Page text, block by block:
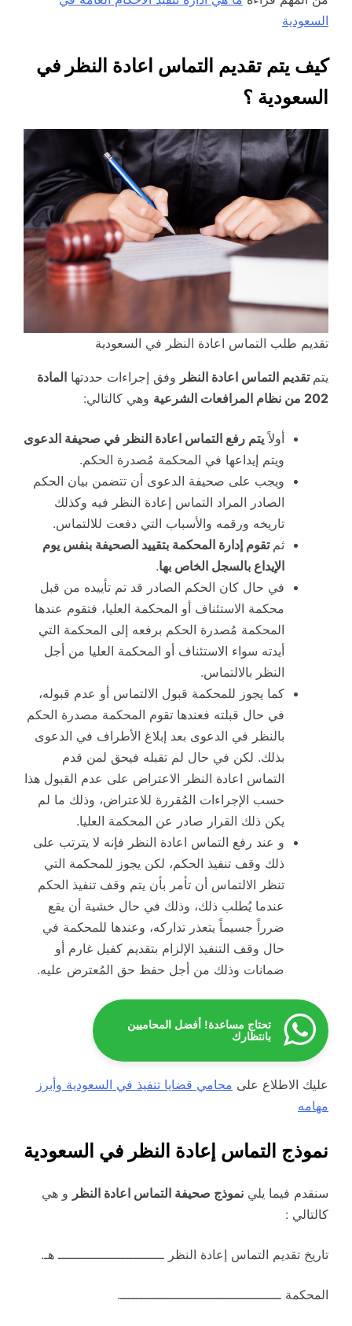
السعودية
كيف يتم تقديم التماس اعادة النظر في
السعودية ؟
تقديم طلب التماس اعادة النظر في السعودية
يتم تقديم التماس اعادة النظر وفق إجراءات حددتها المادة
202 من نظام المرافعات الشرعية
وهي كالتالي:
أولاًيتم رفع التماس اعادة النظر في صحيفة الدعوى
ويتم إيداعها في المحكمة مُصدرة الحكم.
ويجب على صحيفة الدعوى أن تتضمن بيان الحكم
الصادر المراد التماس إعادة النظر فيه وكذلك
تاريخه ورقمه والأسباب التي دفعت للالتماس.
ثم تقوم إدارة المحكمة بتقييد الصحيفة بنفس يوم
الإيداع بالسجل الخاص بها.
في حال كان الحكم الصادر قد تم تأييده من قبل
محكمة الاستئناف أو المحكمة العليا، فتقوم عندها
المحكمة مُصدرة الحكم برفعه إلى المحكمة التي
أيدته سواء الاستئناف أو المحكمة العليا من أجل
النظر بالالتماس.
كما يجوز للمحكمة قبول الالتماس أو عدم قبوله،
في حال قبلته فعندها تقوم المحكمة مصدرة الحكم
بالنظر في الدعوى بعد إبلاغ الأطراف في الدعوى
بذلك. لكن في حال لم تقبله فيحق لمن قدم
التماس اعادة النظر الاعتراض على عدم القبول هذا
حسب الإجراءات المُقررة للاعتراض، وذلك ما لم
يكن ذلك القرار صادر عن المحكمة العليا.
و عند رفع التماس اعادة النظر فإنه لا يترتب على
ذلك وقف تنفيذ الحكم، لكن يجوز للمحكمة التي
تنظر الالتماس أن تأمر بأن يتم وقف تنفيذ الحكم
عندما يُطلب ذلك، وذلك في حال خشية أن يقع
ضرراً جسيماً يتعذر تداركه، وعندها للمحكمة في
حال وقف التنفيذ الإلزام بتقديم كفيل غارم أو
ضمانات وذلك من أجل حفظ حق المُعترض عليه.
تحتاج مساعدة! أفضل المحاميين
بانتظارك
عليك الاطلاع على محامي قضايا تنفيذ في السعودية وأبرز
مهامه
نموذج التماس إعادة النظر في السعودية
سنقدم فيما يلي نموذج صحيفة التماس اعادة النظر و هي
كالتالي :
تاريخ تقديم التماس إعادة النظر ـــــــــــــــــــــــــــ هـ.
المحكمة ـــــــــــــــــــــــــــــــــــــــــ.